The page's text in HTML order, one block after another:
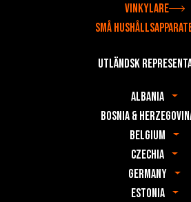
Vinkylare
Små
Utländsk
Albania
Bosnia &
Belgium
Czechia
Germany
Estonia